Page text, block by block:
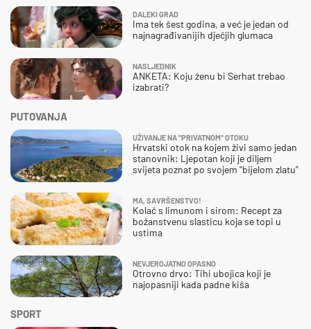
SPORT
DALEKI GRAD
Ima tek šest godina, a već je jedan od
najnagrađivanijih dječjih glumaca
NASLJEDNIK
ANKETA: Koju ženu bi Serhat trebao
izabrati?
PUTOVANJA
UŽIVANJE NA "PRIVATNOM" OTOKU
Hrvatski otok na kojem živi samo jedan
stanovnik: Ljepotan koji je diljem
svijeta poznat po svojem "bijelom zlatu"
MA, SAVRŠENSTVO!
Kolač s limunom i sirom: Recept za
božanstvenu slasticu koja se topi u
ustima
NEVJEROJATNO OPASNO
Otrovno drvo: Tihi ubojica koji je
najopasniji kada padne kiša